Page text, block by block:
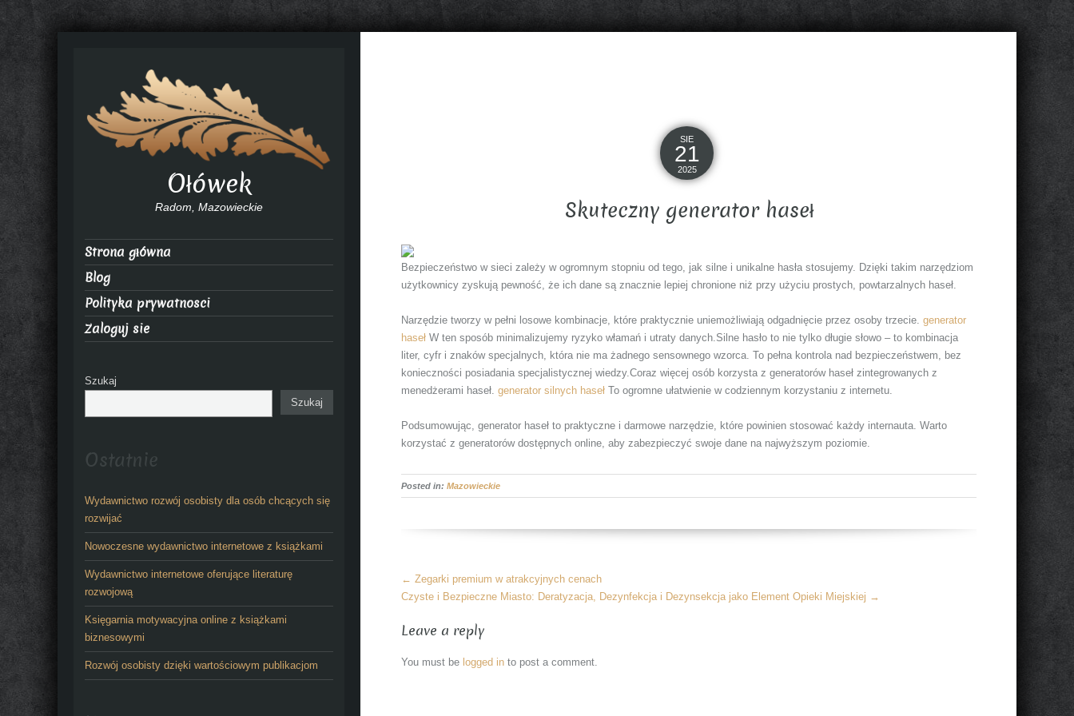
SIE
21
2025
Skuteczny generator haseł
Bezpieczeństwo w sieci zależy w ogromnym stopniu od tego, jak silne i unikalne hasła stosujemy. Dzięki takim narzędziom
użytkownicy zyskują pewność, że ich dane są znacznie lepiej chronione niż przy użyciu prostych, powtarzalnych haseł.
Narzędzie tworzy w pełni losowe kombinacje, które praktycznie uniemożliwiają odgadnięcie przez osoby trzecie.generator
haseł W ten sposób minimalizujemy ryzyko włamań i utraty danych.Silne hasło to nie tylko długie słowo – to kombinacja
liter, cyfr i znaków specjalnych, która nie ma żadnego sensownego wzorca. To pełna kontrola nad bezpieczeństwem, bez
konieczności posiadania specjalistycznej wiedzy.Coraz więcej osób korzysta z generatorów haseł zintegrowanych z
menedżerami haseł.generator silnych haseł To ogromne ułatwienie w codziennym korzystaniu z internetu.
Podsumowując, generator haseł to praktyczne i darmowe narzędzie, które powinien stosować każdy internauta. Warto
korzystać z generatorów dostępnych online, aby zabezpieczyć swoje dane na najwyższym poziomie.
Posted in:Mazowieckie
More
Articles
← Zegarki premium w atrakcyjnych cenach
Czyste i Bezpieczne Miasto: Deratyzacja, Dezynfekcja i Dezynsekcja jako Element Opieki Miejskiej →
Leave a reply
You must be logged in to post a comment.
Ołówek
Radom, Mazowieckie
Strona główna
Blog
Polityka prywatnosci
Zaloguj sie
Szukaj
Szukaj
Ostatnie
Wydawnictwo rozwój osobisty dla osób chcących się
rozwijać
Nowoczesne wydawnictwo internetowe z książkami
Wydawnictwo internetowe oferujące literaturę
rozwojową
Księgarnia motywacyjna online z książkami
biznesowymi
Rozwój osobisty dzięki wartościowym publikacjom